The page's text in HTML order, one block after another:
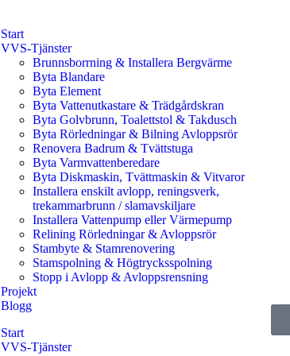
Start
VVS-Tjänster
Brunnsborrning & Installera Bergvärme
Byta Blandare
Byta Element
Byta Vattenutkastare & Trädgårdskran
Byta Golvbrunn, Toalettstol & Takdusch
Byta Rörledningar & Bilning Avloppsrör
Renovera Badrum & Tvättstuga
Byta Varmvattenberedare
Byta Diskmaskin, Tvättmaskin & Vitvaror
Installera enskilt avlopp, reningsverk,
trekammarbrunn / slamavskiljare
Installera Vattenpump eller Värmepump
Relining Rörledningar & Avloppsrör
Stambyte & Stamrenovering
Stamspolning & Högtrycksspolning
Stopp i Avlopp & Avloppsrensning
Projekt
Blogg
Start
VVS-Tjänster